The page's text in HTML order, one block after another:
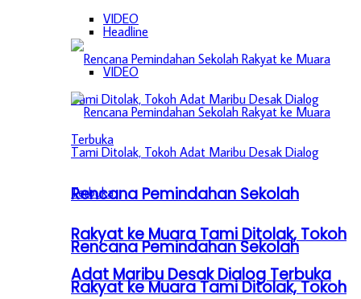
VIDEO
Rencana Pemindahan Sekolah
Rakyat ke Muara Tami Ditolak, Tokoh
Adat Maribu Desak Dialog Terbuka
Headline
VIDEO
Rencana Pemindahan Sekolah
Rakyat ke Muara Tami Ditolak, Tokoh